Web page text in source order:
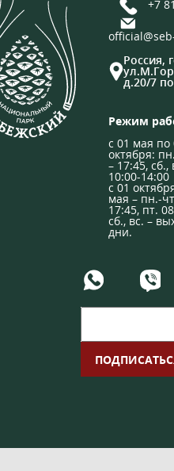
+7
Россия,
д.20/7
Режим
с 01 мая по
октября:
– 17:45, сб.,
10:00-14:00
с 01
мая – пн.-
17:45, пт.
сб., вс. –
дни.